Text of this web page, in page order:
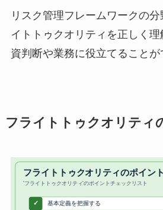
リスク管理フレームワークの
イトトゥクオリティを正しく
資判断や業務に役立てることが
フライトトゥクオリティ